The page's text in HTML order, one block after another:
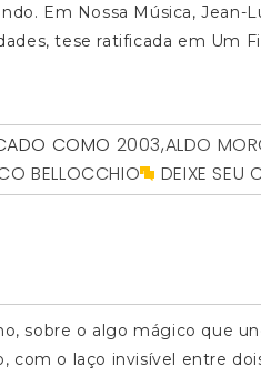
Em Nossa Música, Jean-
tese ratificada em Um
COMO 2003,ALDO
BELLOCCHIO DEIXE SEU
sobre o algo mágico que
com o laço invisível entre